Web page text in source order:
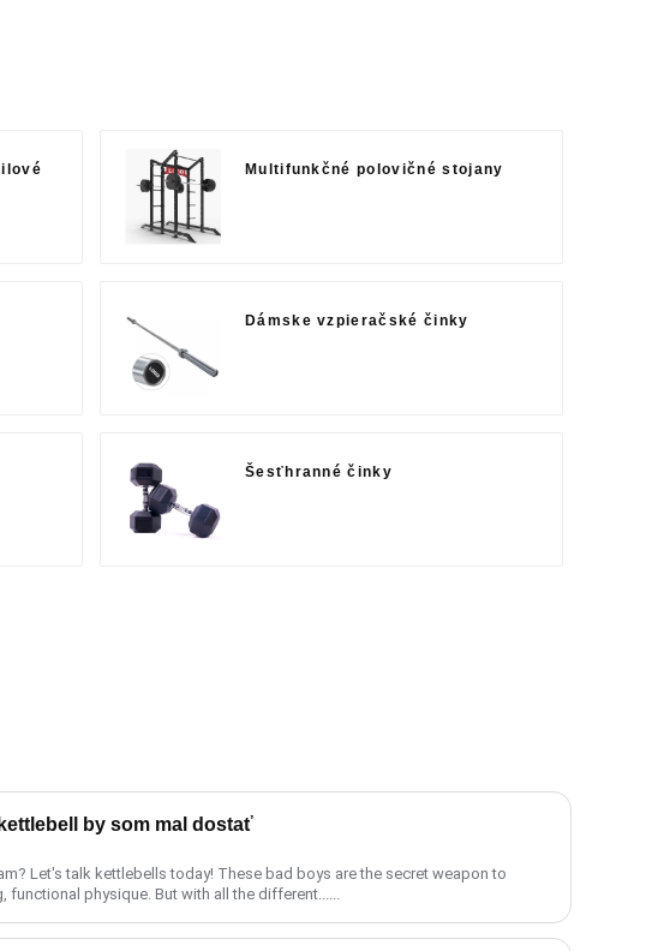
Multifunkčné polovičné stojany
Dámske vzpieračské činky
Šesťhranné činky
by som mal dostať
weapon to
functional physique. But with all the different......